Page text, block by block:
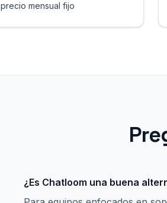
precio mensual fijo
¿Es Chatloom una buena